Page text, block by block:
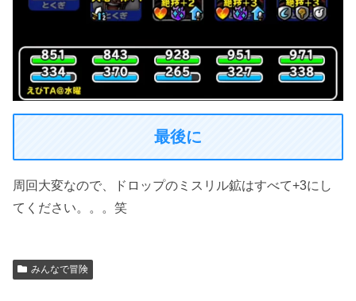
最後に
周回大変なので、ドロップのミスリル鉱はすべて+3にし
てください。。。笑
みんなで冒険